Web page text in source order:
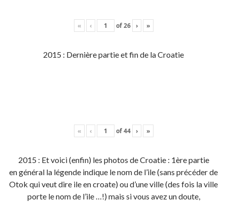
« ‹ of26 › »
2015 : Dernière partie et fin de la Croatie
« ‹ of44 › »
2015 : Et voici (enfin) les photos de Croatie : 1ère partie
en général la légende indique le nom de l’ile (sans précéder de
Otok qui veut dire ile en croate) ou d’une ville (des fois la ville
porte le nom de l’ile …!) mais si vous avez un doute,